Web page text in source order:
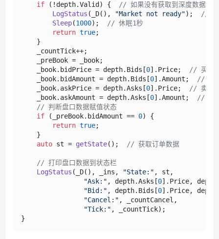
if (!depth.Valid) {
// 如果没有获取到深度数据
LogStatus (_D(), "Market not ready");
// 打
Sleep(1000);
// 休眠1秒
return true;
    }
    _countTick++;
    _preBook = _book;
    _book.bidPrice = depth.Bids[
0].Price;
// 买一
    _book.bidAmount = depth.Bids[
0].Amount;
// 买
    _book.askPrice = depth.Asks[
0].Price;
// 卖一
    _book.askAmount = depth.Asks[
0].Amount;
// 卖
// 判断盘口数据赋值状态
if (_preBook.bidAmount == 0) {
return true;
    }
auto st = getState(); // 获取订单数据
// 打印盘口数据到状态栏
LogStatus (_D(), _ins, "State:" , st,
"Ask:" , depth.Asks[0].Price,
"Bid:" , depth.Bids[0].Price,
"Cancel:" , _countCancel,
"Tick:" , _countTick);